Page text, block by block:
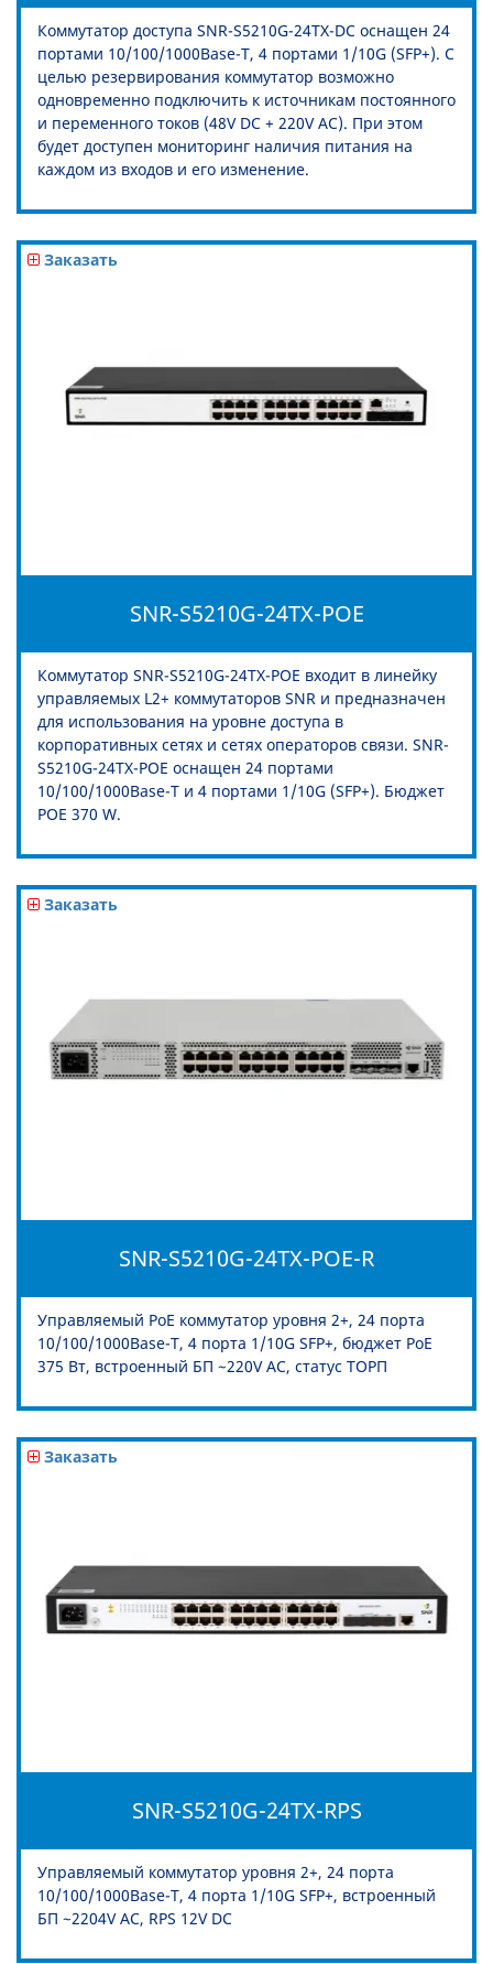
Коммутатор доступа SNR-S5210G-24TX-DC оснащен 24
портами 10/100/1000Base-T, 4 портами 1/10G (SFP+). С
целью резервирования коммутатор возможно
одновременно подключить к источникам постоянного
и переменного токов (48V DC + 220V AC). При этом
будет доступен мониторинг наличия питания на
каждом из входов и его изменение.
Заказать
SNR-S5210G-24TX-POE
Коммутатор SNR-S5210G-24TX-POE входит в линейку
управляемых L2+ коммутаторов SNR и предназначен
для использования на уровне доступа в
корпоративных сетях и сетях операторов связи. SNR-
S5210G-24TX-POE оснащен 24 портами
10/100/1000Base-T и 4 портами 1/10G (SFP+). Бюджет
POE 370 W.
Заказать
SNR-S5210G-24TX-POE-R
Управляемый PoE коммутатор уровня 2+, 24 порта
10/100/1000Base-T, 4 порта 1/10G SFP+, бюджет PoE
375 Вт, встроенный БП ~220V AC, статус ТОРП
Заказать
SNR-S5210G-24TX-RPS
Управляемый коммутатор уровня 2+, 24 порта
10/100/1000Base-T, 4 порта 1/10G SFP+, встроенный
БП ~2204V AC, RPS 12V DC